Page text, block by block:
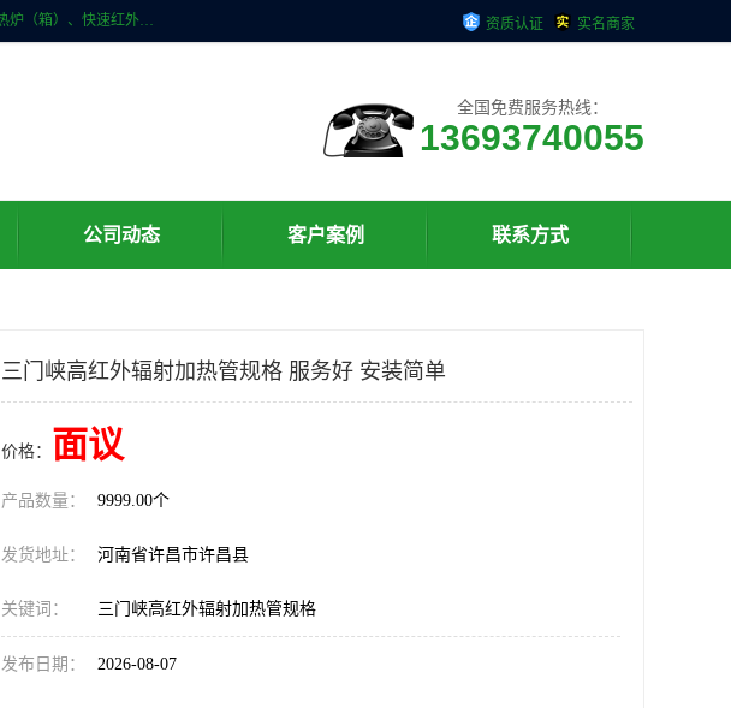
许昌市红外技术研究所有限公司主要产品有：红外辐射（吸收）涂料、红外加热元件、红外辐射加热模块（板）、红外辐射加热炉（箱）、快速红外辐射加热器、系列高端红外加热实验设备、系列红外加热控制器等。 资质认证 实名商家
全国免费服务热线：
13693740055
公司动态 客户案例 联系方式
三门峡高红外辐射加热管规格 服务好 安装简单
价格： 面议
产品数量： 9999.00个
发货地址： 河南省许昌市许昌县
关键词： 三门峡高红外辐射加热管规格
发布日期： 2026-08-07